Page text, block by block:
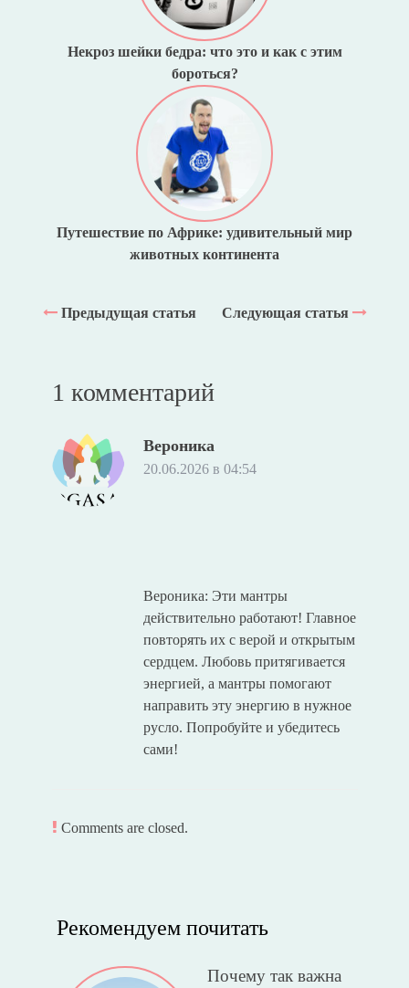
Некроз шейки бедра: что это и как с этим
бороться?
Путешествие по Африке: удивительный мир
животных континента
Предыдущая статья Следующая статья
1 комментарий
Вероника
20.06.2026 в 04:54
Вероника: Эти мантры
действительно работают! Главное
повторять их с верой и открытым
сердцем. Любовь притягивается
энергией, а мантры помогают
направить эту энергию в нужное
русло. Попробуйте и убедитесь
сами!
Comments are closed.
Рекомендуем почитать